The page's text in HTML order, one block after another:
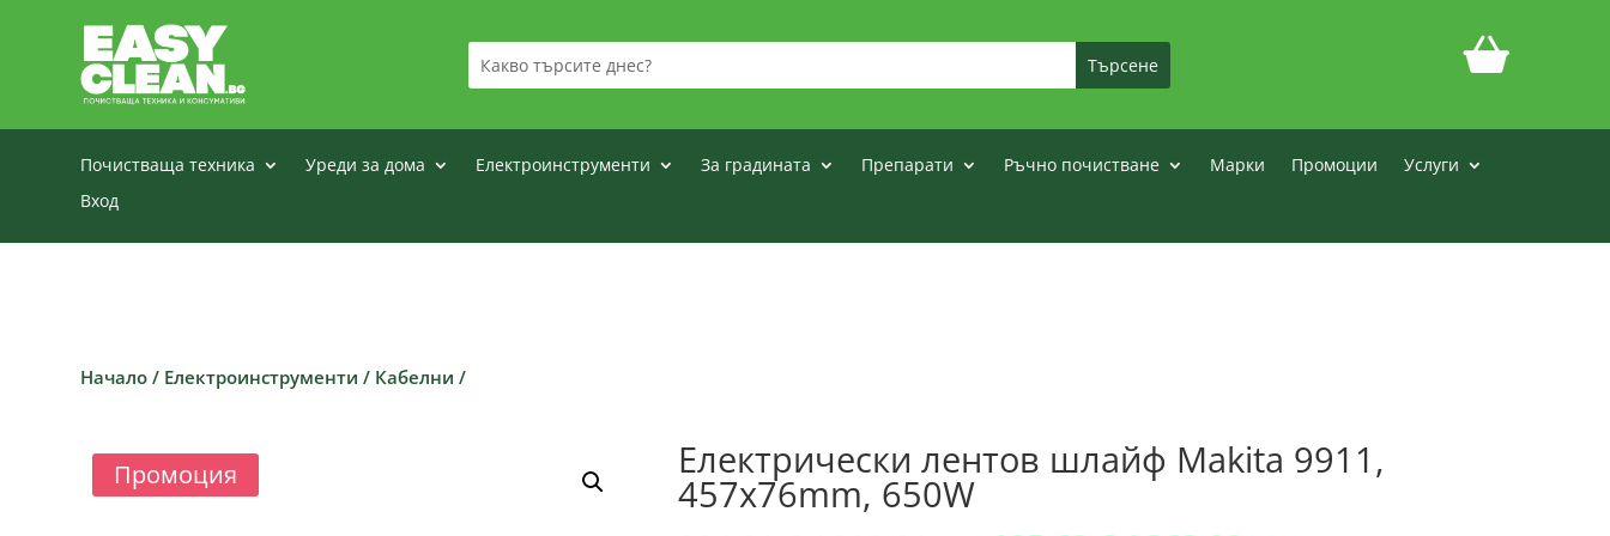
Почистваща техника Уреди за дома Електроинструменти За градината Препарати Ръчно почистване Марки Промоции
Услуги
Вход
Начало / Електроинструменти / Кабелни /
Промоция Електрически лентов шлайф Makita 9911,
457x76mm, 650W